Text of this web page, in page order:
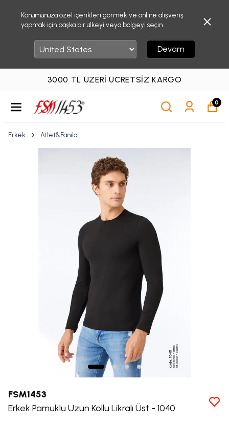
Konumunuza özel içerikleri görmek ve online alışveriş
yapmak için başka bir ülkeyi veya bölgeyi seçin.
Devam
3000 TL ÜZERI ÜCRETSIZ KARGO
0
Erkek Atlet&Fanila
FSM1453
Erkek Pamuklu Uzun Kollu Likralı Üst - 1040